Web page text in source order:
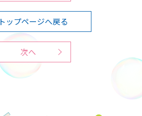
トップページへ戻る
次へ